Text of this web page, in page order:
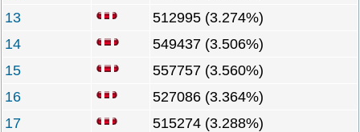
13
512995 (3.274%)
14
549437 (3.506%)
15
557757 (3.560%)
16
527086 (3.364%)
17
515274 (3.288%)